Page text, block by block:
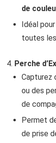
de
Idéal
toutes
Perche
Capturez
ou des
de
Permet
de prise